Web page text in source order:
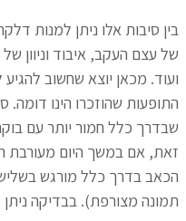
בין סיבות אלו ניתן למנות
של עצם העקב, איבוד וניוון
ועוד. מכאן יוצא שחשוב
התופעות שהוזכרו הינו
שבדרך כלל חמור יותר עם
זאת, אם במשך היום מעורבת
הכאב בדרך כלל מורגש
תמונה מצורפת). בבדיקה